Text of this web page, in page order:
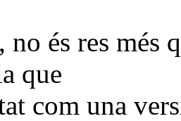
no és res
que
com una